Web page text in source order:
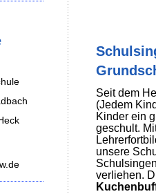
Seit dem
(Jedem
Kinder ein
geschult.
unsere
verliehen.